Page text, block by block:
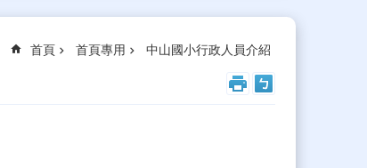
首頁 首頁專用 中山國小行政人員介紹